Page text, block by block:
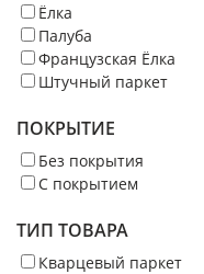
Ёлка
Палуба
Французская Ёлка
Штучный паркет
ПОКРЫТИЕ
Без покрытия
С покрытием
ТИП ТОВАРА
Кварцевый паркет